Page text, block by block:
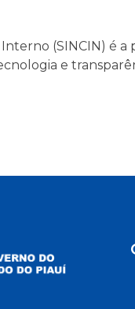
(SINCIN) é a
e